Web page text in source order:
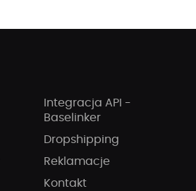
Integracja API -
Baselinker
Dropshipping
Reklamacje
Kontakt